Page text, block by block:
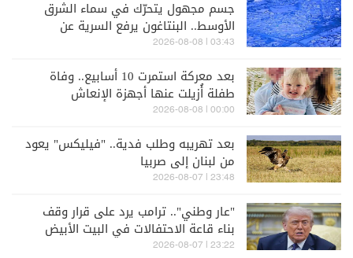
جسم مجهول يتحرّك في سماء الشرق
الأوسط.. البنتاغون يرفع السرية عن
أجسام طائرة (فيديو)
03:43 | 2026-08-08
بعد معركة استمرت 10 أسابيع.. وفاة
طفلة أُزيلت عنها أجهزة الإنعاش
00:00 | 2026-08-08
بعد تهريبه وطلب فدية.. "فيليكس" يعود
من لبنان إلى صربيا
23:48 | 2026-08-07
"عار وطني".. ترامب يرد على قرار وقف
بناء قاعة الاحتفالات في البيت الأبيض
وسيطعن في الحكم
23:22 | 2026-08-07